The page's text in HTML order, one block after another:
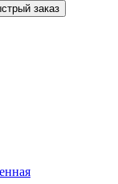
заказ